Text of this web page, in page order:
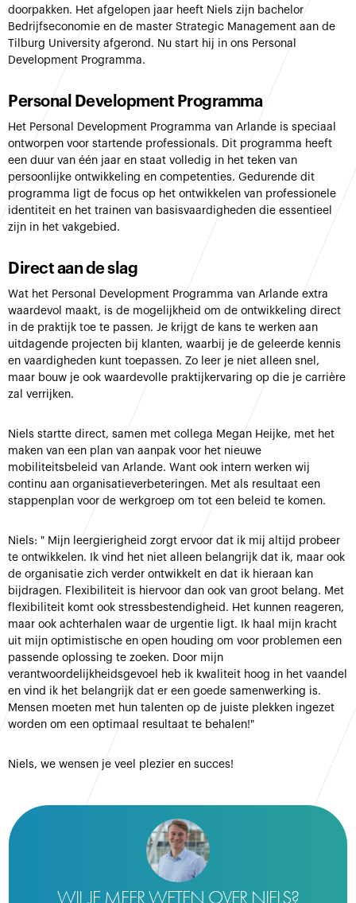
doorpakken. Het afgelopen jaar heeft Niels zijn bachelor
Bedrijfseconomie en de master Strategic Management aan de
Tilburg University afgerond. Nu start hij in ons Personal
Development Programma.
Personal Development Programma
Het Personal Development Programma van Arlande is speciaal
ontworpen voor startende professionals. Dit programma heeft
een duur van één jaar en staat volledig in het teken van
persoonlijke ontwikkeling en competenties. Gedurende dit
programma ligt de focus op het ontwikkelen van professionele
identiteit en het trainen van basisvaardigheden die essentieel
zijn in het vakgebied.
Direct aan de slag
Wat het Personal Development Programma van Arlande extra
waardevol maakt, is de mogelijkheid om de ontwikkeling direct
in de praktijk toe te passen. Je krijgt de kans te werken aan
uitdagende projecten bij klanten, waarbij je de geleerde kennis
en vaardigheden kunt toepassen. Zo leer je niet alleen snel,
maar bouw je ook waardevolle praktijkervaring op die je carrière
zal verrijken.
Niels startte direct, samen met collega Megan Heijke, met het
maken van een plan van aanpak voor het nieuwe
mobiliteitsbeleid van Arlande. Want ook intern werken wij
continu aan organisatieverbeteringen. Met als resultaat een
stappenplan voor de werkgroep om tot een beleid te komen.
Niels: " Mijn leergierigheid zorgt ervoor dat ik mij altijd probeer
te ontwikkelen. Ik vind het niet alleen belangrijk dat ik, maar ook
de organisatie zich verder ontwikkelt en dat ik hieraan kan
bijdragen. Flexibiliteit is hiervoor dan ook van groot belang. Met
flexibiliteit komt ook stressbestendigheid. Het kunnen reageren,
maar ook achterhalen waar de urgentie ligt. Ik haal mijn kracht
uit mijn optimistische en open houding om voor problemen een
passende oplossing te zoeken. Door mijn
verantwoordelijkheidsgevoel heb ik kwaliteit hoog in het vaandel
en vind ik het belangrijk dat er een goede samenwerking is.
Mensen moeten met hun talenten op de juiste plekken ingezet
worden om een optimaal resultaat te behalen!"
Niels, we wensen je veel plezier en succes!
WIL JE MEER WETEN OVER NIELS?